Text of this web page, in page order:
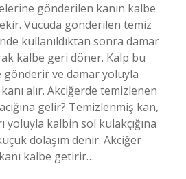
gönderilen kanın kalbe
Vücuda gönderilen temiz
kullanıldıktan sonra damar
kalbe geri döner. Kalp bu
gönderir ve damar yoluyla
alır. Akciğerde temizlenen
gelir? Temizlenmiş kan,
yoluyla kalbin sol kulakçığına
dolaşım denir. Akciğer
kalbe getirir…